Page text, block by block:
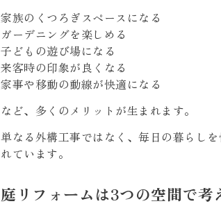
家族のくつろぎスペースになる
ガーデニングを楽しめる
子どもの遊び場になる
来客時の印象が良くなる
家事や移動の動線が快適になる
など、多くのメリットが生まれます。
単なる外構工事ではなく、毎日の暮らし
れています。
庭リフォームは3つの空間で考